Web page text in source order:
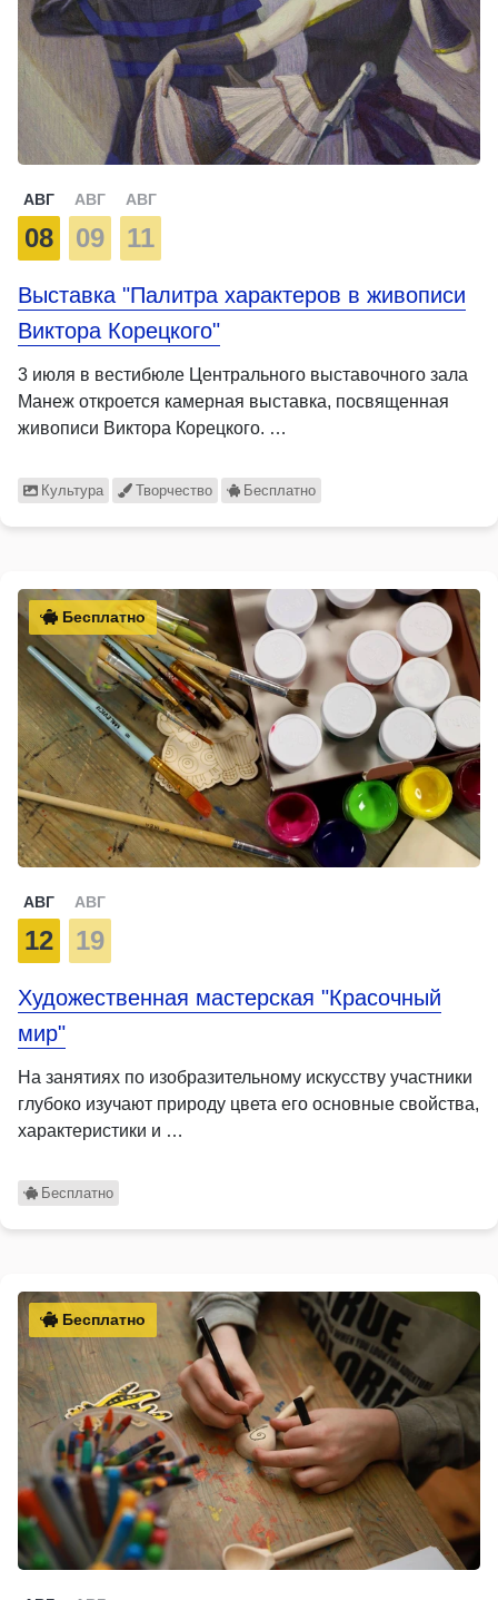
АВГ
08
АВГ
09
АВГ
11
Выставка "Палитра характеров в живописи
Виктора Корецкого"
3 июля в вестибюле Центрального выставочного зала
Манеж откроется камерная выставка, посвященная
живописи Виктора Корецкого. …
Культура Творчество Бесплатно
Бесплатно
АВГ
12
АВГ
19
Художественная мастерская "Красочный
мир"
На занятиях по изобразительному искусству участники
глубоко изучают природу цвета его основные свойства,
характеристики и …
Бесплатно
Бесплатно